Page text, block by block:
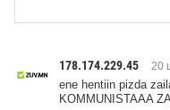
178.174.229.45 20
ene hentiin pizda
KOMMUNISTAAA